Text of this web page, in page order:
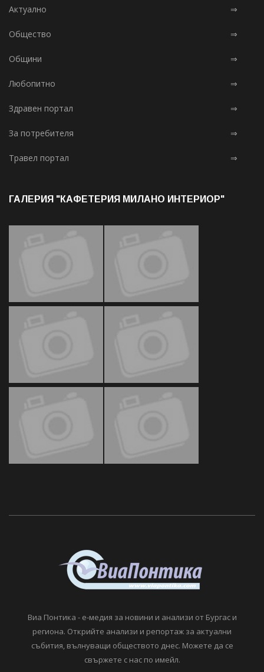
Актуално ⇒
Общество ⇒
Общини ⇒
Любопитно ⇒
Здравен портал ⇒
За потребителя ⇒
Травел портал ⇒
ГАЛЕРИЯ "КАФЕТЕРИЯ МИЛАНО ИНТЕРИОР"
Виа Понтика - е-медия за новини и анализи от Бургас и
региона. Открийте анализи и репортаж за актуални
събития, вълнуващи обществото днес. Можете да се
свържете с нас по имейл.